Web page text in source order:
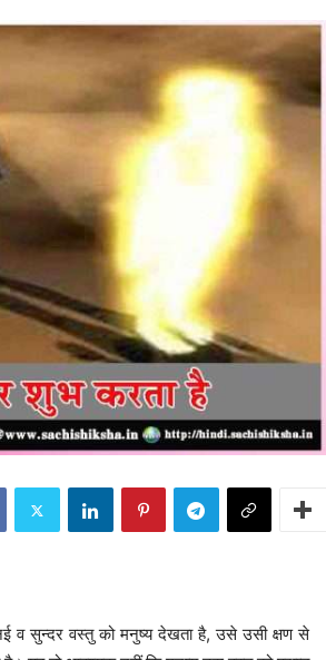
व सुन्दर वस्तु को मनुष्य देखता है, उसे उसी क्षण से